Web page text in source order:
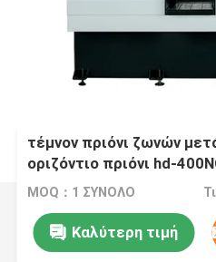
τέμνον πριόνι ζωνών
οριζόντιο πριόνι hd-
MOQ：1 ΣΥΝΟΛΟ
Καλύτερη τιμή